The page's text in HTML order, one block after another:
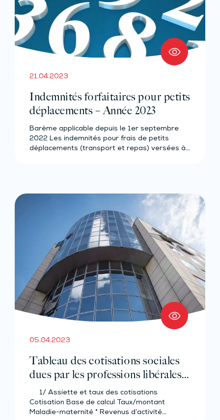
21.04.2023
Indemnités forfaitaires pour petits
déplacements – Année 2023
Barème applicable depuis le 1er septembre
2022 Les indemnités pour frais de petits
déplacements (transport et repas) versées à…
05.04.2023
Tableau des cotisations sociales
dues par les professions libérales
2023
1/ Assiette et taux des cotisations
Cotisation Base de calcul Taux/montant
Maladie-maternité * Revenus d’activité…